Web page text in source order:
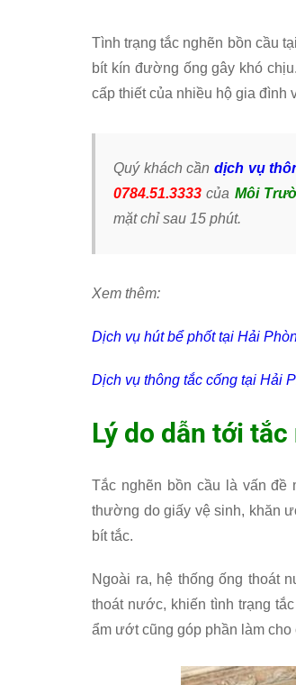
Tình trạng tắc nghẽn bồn cầu
bít kín đường ống gây khó
cấp thiết của nhiều hộ gia đình
Quý khách cần dịch vụ
0784.51.3333 của Môi
mặt chỉ sau 15 phút.
Xem thêm:
Dịch vụ hút bể phốt tại Hải
Dịch vụ thông tắc cống tại Hải
Lý do dẫn tới
Tắc nghẽn bồn cầu là vấn đề
thường do giấy vệ sinh, khăn
bít tắc.
Ngoài ra, hệ thống ống thoát
thoát nước, khiến tình trạng
ẩm ướt cũng góp phần làm cho